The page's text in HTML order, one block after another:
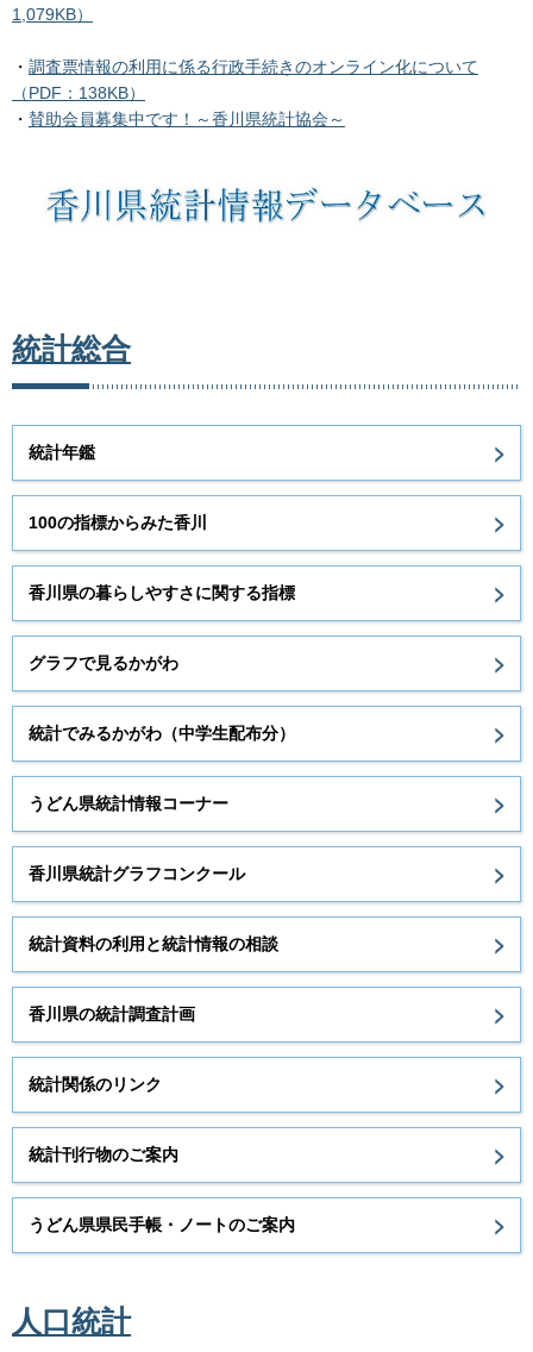
1,079KB）
・ 調査票情報の利用に係る行政手続きのオンライン化について
（PDF：138KB）
・ 賛助会員募集中です！～香川県統計協会～
統計総合
統計年鑑
100の指標からみた香川
香川県の暮らしやすさに関する指標
グラフで見るかがわ
統計でみるかがわ（中学生配布分）
うどん県統計情報コーナー
香川県統計グラフコンクール
統計資料の利用と統計情報の相談
香川県の統計調査計画
統計関係のリンク
統計刊行物のご案内
うどん県県民手帳・ノートのご案内
人口統計